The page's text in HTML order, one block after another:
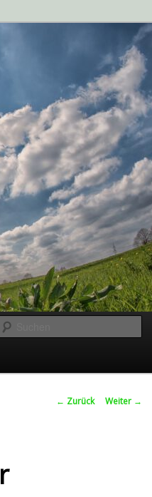
Beitrags-
← Zurück Weiter →